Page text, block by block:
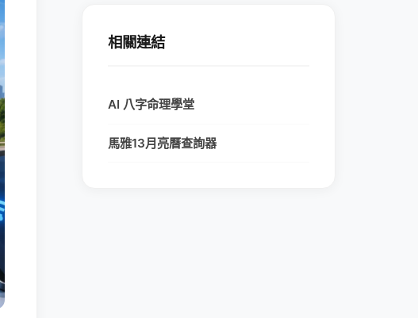
相關連結
AI 八字命理學堂
馬雅13月亮曆查詢器